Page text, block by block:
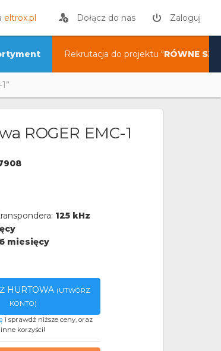
eltrox.pl Dołącz do nas Zaloguj
Rekrutacja do projektu "RÓWNE
ROGER EMC-1
125 kHz
miesięcy
HURTOWA (UTWÓRZ
KONTO)
i sprawdź niższe ceny, oraz
inne korzyści!